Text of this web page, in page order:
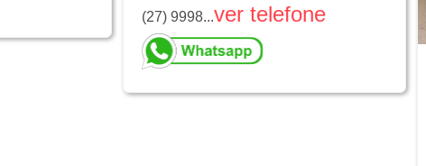
(27) 9998...ver telefone